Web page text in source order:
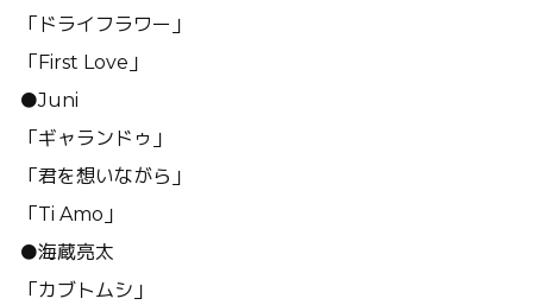
「ドライフラワー」
「First Love」
●Juni
「ギャランドゥ」
「君を想いながら」
「Ti Amo」
●海蔵亮太
「カブトムシ」